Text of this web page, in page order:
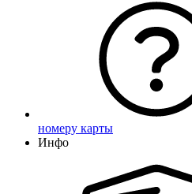
номеру карты
Инфо